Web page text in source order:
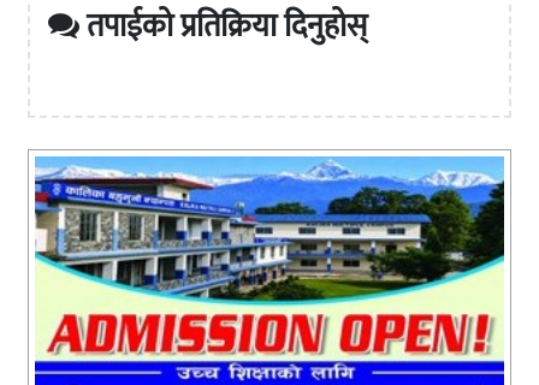
तपाईको प्रतिक्रिया दिनुहोस्